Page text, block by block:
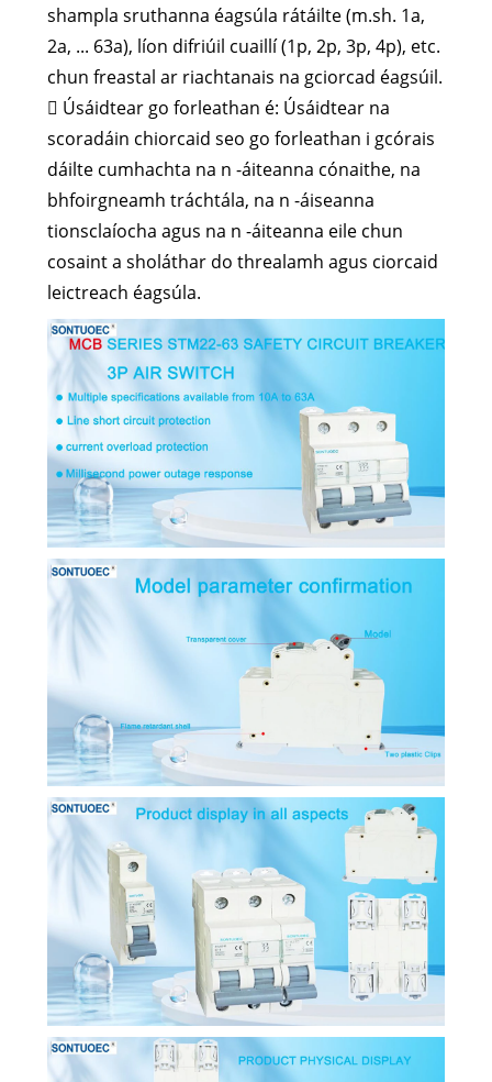
shampla sruthanna éagsúla rátáilte (m.sh. 1a,
2a, ... 63a), líon difriúil cuaillí (1p, 2p, 3p, 4p), etc.
chun freastal ar riachtanais na gciorcad éagsúil.
 Úsáidtear go forleathan é: Úsáidtear na
scoradáin chiorcaid seo go forleathan i gcórais
dáilte cumhachta na n -áiteanna cónaithe, na
bhfoirgneamh tráchtála, na n -áiseanna
tionsclaíocha agus na n -áiteanna eile chun
cosaint a sholáthar do threalamh agus ciorcaid
leictreach éagsúla.